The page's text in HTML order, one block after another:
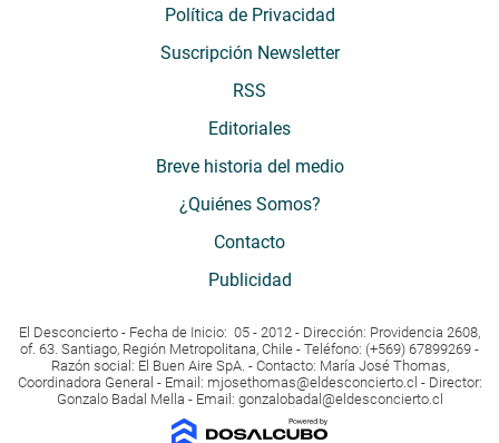
Política de Privacidad
Suscripción Newsletter
RSS
Editoriales
Breve historia del medio
¿Quiénes Somos?
Contacto
Publicidad
El Desconcierto - Fecha de Inicio: 05 - 2012 - Dirección: Providencia 2608,
of. 63. Santiago, Región Metropolitana, Chile - Teléfono: (+569) 67899269 -
Razón social: El Buen Aire SpA. - Contacto: María José Thomas,
Coordinadora General - Email: mjosethomas@eldesconcierto.cl - Director:
Gonzalo Badal Mella - Email: gonzalobadal@eldesconcierto.cl